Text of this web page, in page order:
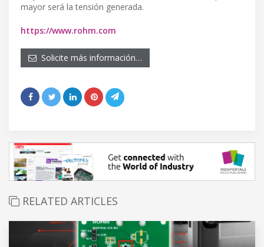
mayor será la tensión generada.
https://www.rohm.com
Solicite más información…
RELATED ARTICLES